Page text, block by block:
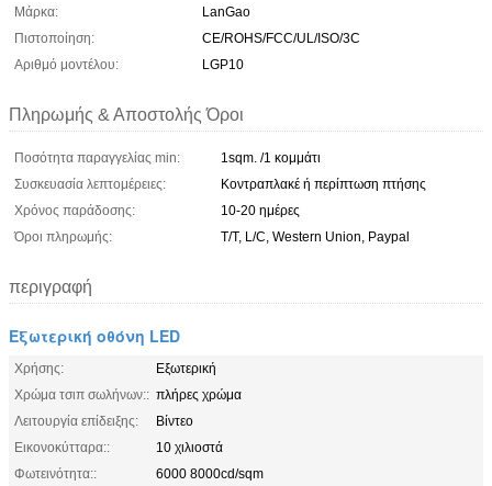
Μάρκα:
LanGao
Πιστοποίηση:
CE/ROHS/FCC/UL/ISO/3C
Αριθμό μοντέλου:
LGP10
Πληρωμής & Αποστολής Όροι
Ποσότητα παραγγελίας min:
1sqm. /1 κομμάτι
Συσκευασία λεπτομέρειες:
Κοντραπλακέ ή περίπτωση πτήσης
Χρόνος παράδοσης:
10-20 ημέρες
Όροι πληρωμής:
T/T, L/C, Western Union, Paypal
περιγραφή
Εξωτερική οθόνη LED
Χρήσης:
Εξωτερική
Χρώμα τσιπ σωλήνων:: πλήρες χρώμα
Λειτουργία επίδειξης:
Βίντεο
Εικονοκύτταρα::
10 χιλιοστά
Φωτεινότητα::
6000 8000cd/sqm